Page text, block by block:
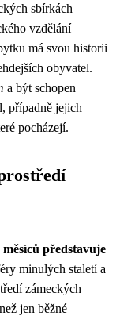
sbírkách
vzdělání
má svou historii
obyvatel.
a být schopen
případně jejich
pocházejí.
představuje
minulých staletí a
zámeckých
jen běžné